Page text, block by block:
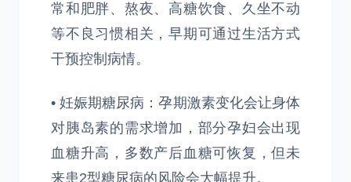
常和肥胖、熬夜、高糖饮食、久坐不动
等不良习惯相关，早期可通过生活方式
干预控制病情。
• 妊娠期糖尿病：孕期激素变化会让身体
对胰岛素的需求增加，部分孕妇会出现
血糖升高，多数产后血糖可恢复，但未
来患2型糖尿病的风险会大幅提升。